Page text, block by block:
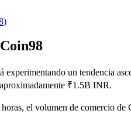
)
experimentando un tendencia
₹1.5B INR.
el volumen de comercio